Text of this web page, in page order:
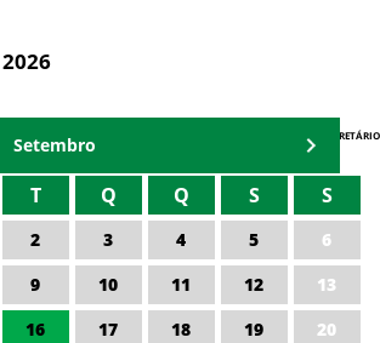
2026
AGENDA DO SECRETÁRIO
Setembro
T Q Q S S
2 3 4 5
6
9 10 11 12
13
16 17 18 19
20